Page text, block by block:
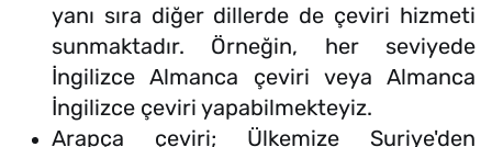
yanı sıra diğer dillerde de çeviri hizmeti
sunmaktadır. Örneğin, her seviyede
İngilizce Almanca çeviri veya Almanca
İngilizce çeviri yapabilmekteyiz.
Arapça çeviri; Ülkemize Suriye'den